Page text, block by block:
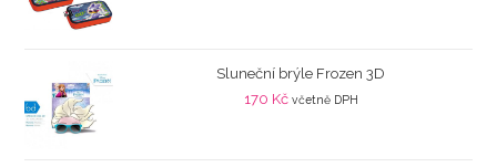
Sluneční brýle Frozen 3D
170 Kč včetně DPH